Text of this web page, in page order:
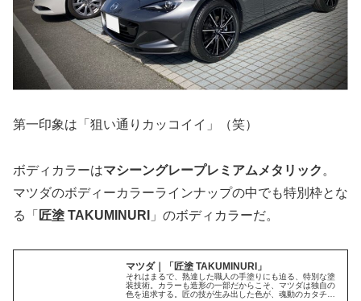
第一印象は「狙い通りカッコイイ」（笑）
ボディカラーはマシーングレープレミアムメタリック 。
マツダのボディーカラーラインナップの中でも特別枠とな
る「 匠塗 TAKUMINURI 」のボディカラーだ。
マツダ｜「匠塗 TAKUMINURI」
それはまるで、熟達した職人の手塗りにも迫る、特別な塗
装技術。カラーも造形の一部だからこそ、マツダは独自の
色を追求する。匠の技が生み出した色が、魂動のカタチを